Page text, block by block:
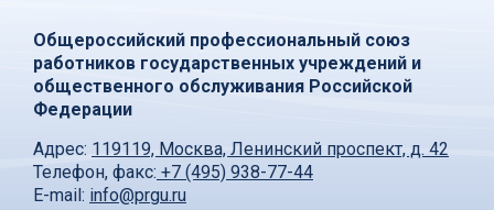
Общероссийский профессиональный союз
работников государственных учреждений и
общественного обслуживания Российской
Федерации
Адрес: 119119, Москва, Ленинский проспект, д. 42
Телефон, факс: +7 (495) 938-77-44
E-mail: info@prgu.ru